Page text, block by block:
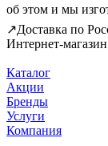
об этом и мы
↗️Доставка по
Интернет-магазин
Каталог
Акции
Бренды
Услуги
Компания